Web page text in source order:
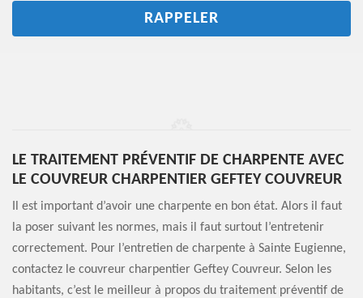
LE TRAITEMENT PRÉVENTIF DE CHARPENTE AVEC
LE COUVREUR CHARPENTIER GEFTEY COUVREUR
Il est important d’avoir une charpente en bon état. Alors il faut
la poser suivant les normes, mais il faut surtout l’entretenir
correctement. Pour l’entretien de charpente à Sainte Eugienne,
contactez le couvreur charpentier Geftey Couvreur. Selon les
habitants, c’est le meilleur à propos du traitement préventif de